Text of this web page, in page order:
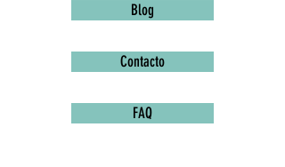
Blog
Contacto
FAQ